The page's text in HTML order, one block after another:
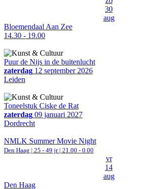
30
aug
Bloemendaal Aan Zee
14.30 - 19.00
Puur de Nijs in de buitenlucht
zaterdag 12 september 2026
Leiden
Toneelstuk Ciske de Rat
zaterdag 09 januari 2027
Dordrecht
NMLK Summer Movie Night
Den Haag | 25 - 49 jr | 21.00 - 0.00
vr
14
aug
Den Haag